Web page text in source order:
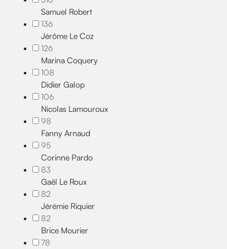
Samuel Robert
136
Jérôme Le Coz
126
Marina Coquery
108
Didier Galop
106
Nicolas Lamouroux
98
Fanny Arnaud
95
Corinne Pardo
83
Gaël Le Roux
82
Jérémie Riquier
82
Brice Mourier
78